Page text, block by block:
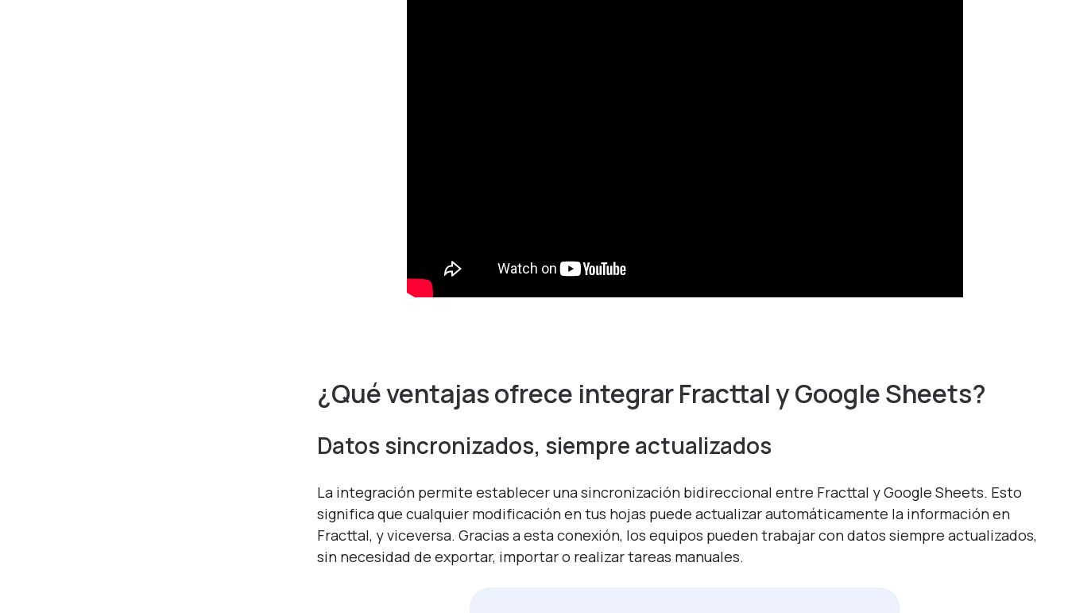
¿Qué ventajas ofrece integrar Fracttal y Google Sheets?
Datos sincronizados, siempre actualizados
La integración permite establecer una sincronización bidireccional entre Fracttal y Google Sheets. Esto
significa que cualquier modificación en tus hojas puede actualizar automáticamente la información en
Fracttal, y viceversa. Gracias a esta conexión, los equipos pueden trabajar con datos siempre actualizados,
sin necesidad de exportar, importar o realizar tareas manuales.